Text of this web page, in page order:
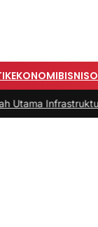
EKONOMIBISNIS